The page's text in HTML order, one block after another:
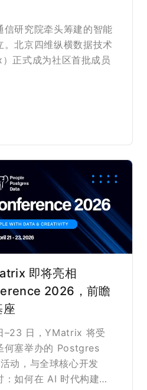
信研究院牵头筹建的智能
。北京四维纵横数据技术
正式成为社区首批成员
即将亮相
2026，前瞻
座
日，YMatrix 将受
何塞举办的 Postgres
动，与全球核心开发
如何在 AI 时代构建更